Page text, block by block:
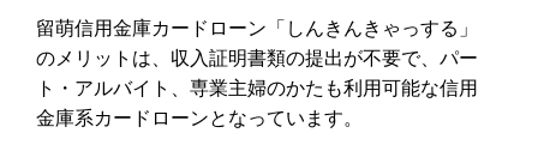
留萌信用金庫カードローン「しんきんきゃっする」
のメリットは、収入証明書類の提出が不要で、パー
ト・アルバイト、専業主婦のかたも利用可能な信用
金庫系カードローンとなっています。